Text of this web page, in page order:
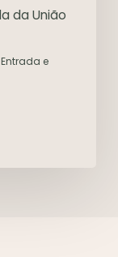
da União
e